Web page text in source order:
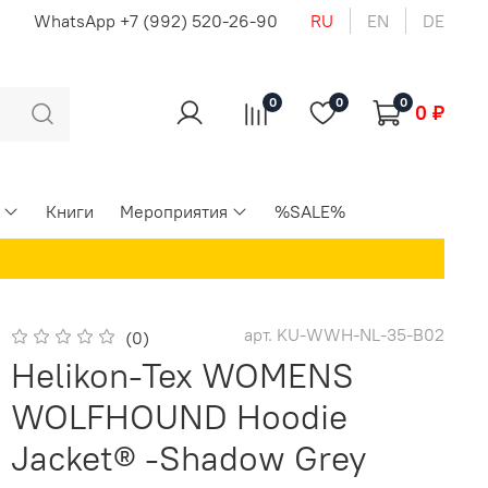
WhatsApp +7 (992) 520-26-90 RU EN DE
0 0 0 0 ₽
Книги Мероприятия %SALE%
(0) арт. KU-WWH-NL-35-B02
Helikon-Tex WOMENS
WOLFHOUND Hoodie
Jacket® -Shadow Grey